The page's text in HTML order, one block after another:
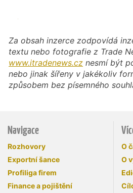
Za obsah inzerce zodpovídá
textu nebo fotografie z Trade
www.itradenews.cz nesmí být
nebo jinak šířeny v jakékoliv
způsobem bez písemného
Navigace
Rozhovory
Exportní šance
Profiliga firem
Finance a pojištění
O
O